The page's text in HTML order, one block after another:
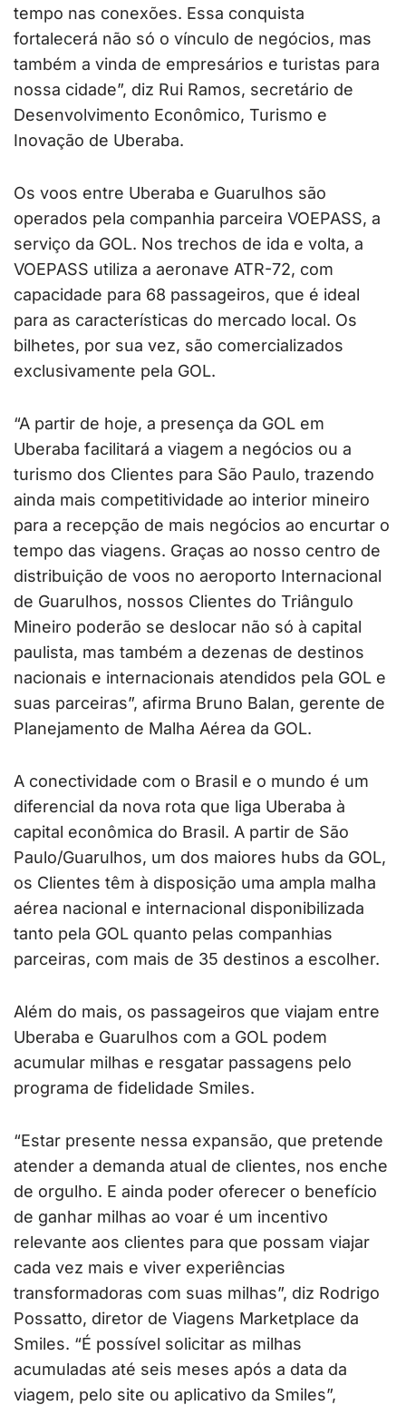
tempo nas conexões. Essa conquista
fortalecerá não só o vínculo de negócios, mas
também a vinda de empresários e turistas para
nossa cidade”, diz Rui Ramos, secretário de
Desenvolvimento Econômico, Turismo e
Inovação de Uberaba.
Os voos entre Uberaba e Guarulhos são
operados pela companhia parceira VOEPASS, a
serviço da GOL. Nos trechos de ida e volta, a
VOEPASS utiliza a aeronave ATR-72, com
capacidade para 68 passageiros, que é ideal
para as características do mercado local. Os
bilhetes, por sua vez, são comercializados
exclusivamente pela GOL.
“A partir de hoje, a presença da GOL em
Uberaba facilitará a viagem a negócios ou a
turismo dos Clientes para São Paulo, trazendo
ainda mais competitividade ao interior mineiro
para a recepção de mais negócios ao encurtar o
tempo das viagens. Graças ao nosso centro de
distribuição de voos no aeroporto Internacional
de Guarulhos, nossos Clientes do Triângulo
Mineiro poderão se deslocar não só à capital
paulista, mas também a dezenas de destinos
nacionais e internacionais atendidos pela GOL e
suas parceiras”, afirma Bruno Balan, gerente de
Planejamento de Malha Aérea da GOL.
A conectividade com o Brasil e o mundo é um
diferencial da nova rota que liga Uberaba à
capital econômica do Brasil. A partir de São
Paulo/Guarulhos, um dos maiores hubs da GOL,
os Clientes têm à disposição uma ampla malha
aérea nacional e internacional disponibilizada
tanto pela GOL quanto pelas companhias
parceiras, com mais de 35 destinos a escolher.
Além do mais, os passageiros que viajam entre
Uberaba e Guarulhos com a GOL podem
acumular milhas e resgatar passagens pelo
programa de fidelidade Smiles.
“Estar presente nessa expansão, que pretende
atender a demanda atual de clientes, nos enche
de orgulho. E ainda poder oferecer o benefício
de ganhar milhas ao voar é um incentivo
relevante aos clientes para que possam viajar
cada vez mais e viver experiências
transformadoras com suas milhas”, diz Rodrigo
Possatto, diretor de Viagens Marketplace da
Smiles. “É possível solicitar as milhas
acumuladas até seis meses após a data da
viagem, pelo site ou aplicativo da Smiles”,